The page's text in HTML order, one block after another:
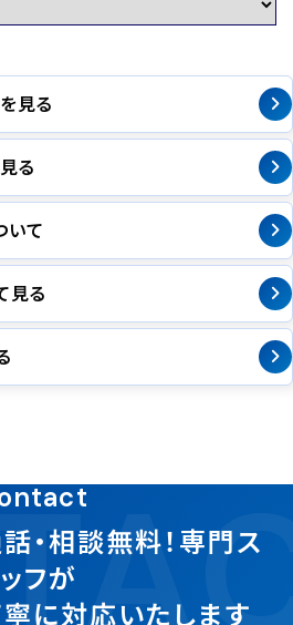
見る
る
いて
見る
・相談無料！専門ス
フが
に対応いたします